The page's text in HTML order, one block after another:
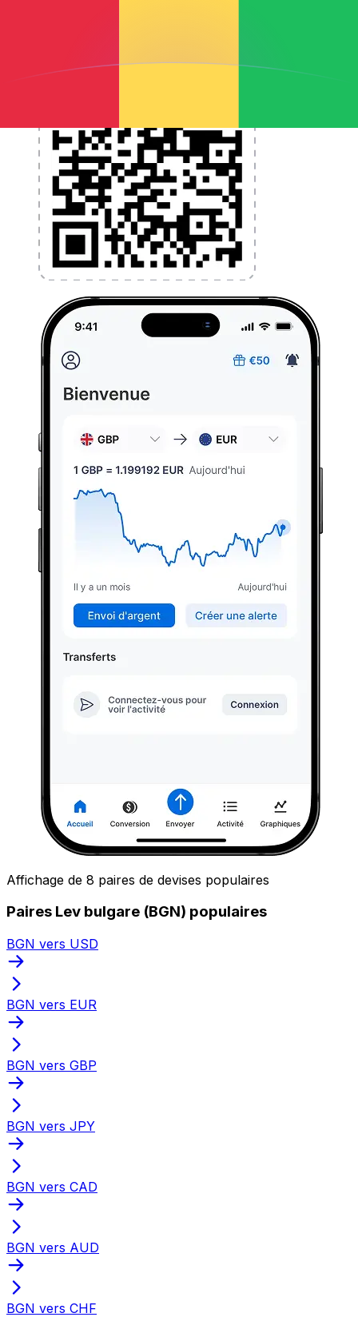
Affichage de 8 paires de devises populaires
Paires Lev bulgare (BGN) populaires
BGN vers USD
BGN vers EUR
BGN vers GBP
BGN vers JPY
BGN vers CAD
BGN vers AUD
BGN vers CHF